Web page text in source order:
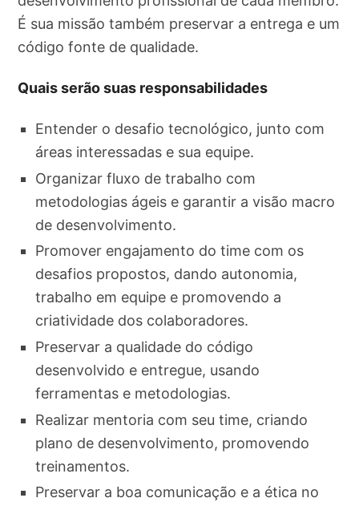
É sua missão também preservar a entrega e um
código fonte de qualidade.
Quais serão suas responsabilidades
Entender o desafio tecnológico, junto com
áreas interessadas e sua equipe.
Organizar fluxo de trabalho com
metodologias ágeis e garantir a visão macro
de desenvolvimento.
Promover engajamento do time com os
desafios propostos, dando autonomia,
trabalho em equipe e promovendo a
criatividade dos colaboradores.
Preservar a qualidade do código
desenvolvido e entregue, usando
ferramentas e metodologias.
Realizar mentoria com seu time, criando
plano de desenvolvimento, promovendo
treinamentos.
Preservar a boa comunicação e a ética no